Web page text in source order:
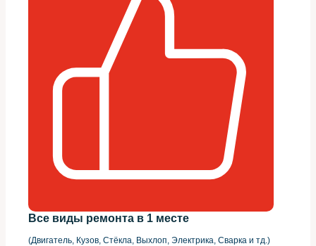
Все виды ремонта в 1 месте
(Двигатель, Кузов, Стёкла, Выхлоп, Электрика, Сварка и тд.)